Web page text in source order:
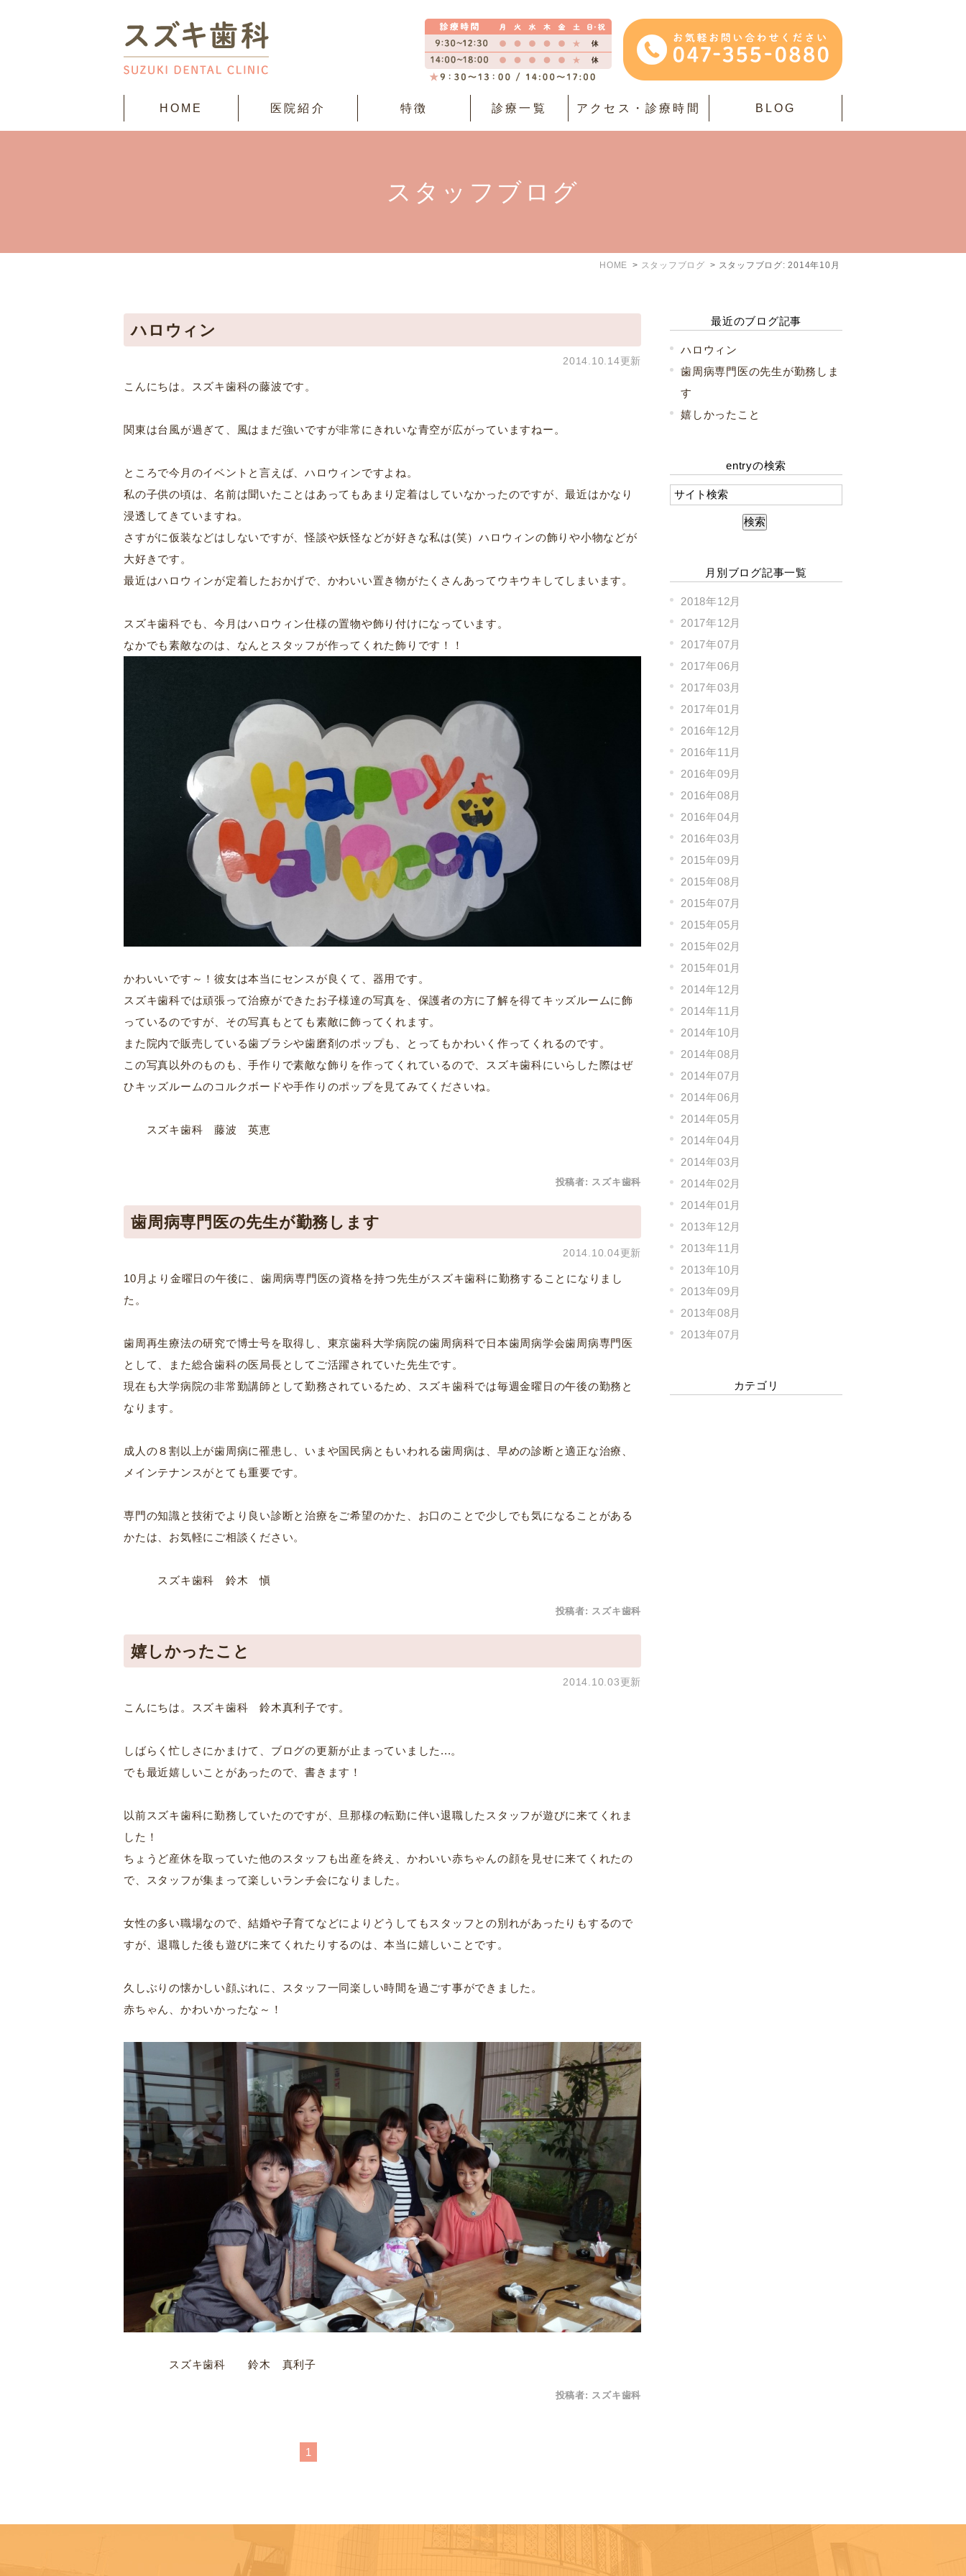
HOME 医院紹介 特徴 診療一覧 アクセス・診療時間 BLOG
スタッフブログ
HOME スタッフブログ スタッフブログ: 2014年10月
ハロウィン
2014.10.14更新
こんにちは。スズキ歯科の藤波です。
関東は台風が過ぎて、風はまだ強いですが非常にきれいな青空が広がっていますねー。
ところで今月のイベントと言えば、ハロウィンですよね。
私の子供の頃は、名前は聞いたことはあってもあまり定着はしていなかったのですが、最近はかなり
浸透してきていますね。
さすがに仮装などはしないですが、怪談や妖怪などが好きな私は(笑）ハロウィンの飾りや小物などが
大好きです。
最近はハロウィンが定着したおかげで、かわいい置き物がたくさんあってウキウキしてしまいます。
スズキ歯科でも、今月はハロウィン仕様の置物や飾り付けになっています。
なかでも素敵なのは、なんとスタッフが作ってくれた飾りです！！
かわいいです～！彼女は本当にセンスが良くて、器用です。
スズキ歯科では頑張って治療ができたお子様達の写真を、保護者の方に了解を得てキッズルームに飾
っているのですが、その写真もとても素敵に飾ってくれます。
また院内で販売している歯ブラシや歯磨剤のポップも、とってもかわいく作ってくれるのです。
この写真以外のものも、手作りで素敵な飾りを作ってくれているので、スズキ歯科にいらした際はぜ
ひキッズルームのコルクボードや手作りのポップを見てみてくださいね。
スズキ歯科 藤波 英恵
投稿者: スズキ歯科
歯周病専門医の先生が勤務します
2014.10.04更新
10月より金曜日の午後に、歯周病専門医の資格を持つ先生がスズキ歯科に勤務することになりまし
た。
歯周再生療法の研究で博士号を取得し、東京歯科大学病院の歯周病科で日本歯周病学会歯周病専門医
として、また総合歯科の医局長としてご活躍されていた先生です。
現在も大学病院の非常勤講師として勤務されているため、スズキ歯科では毎週金曜日の午後の勤務と
なります。
成人の８割以上が歯周病に罹患し、いまや国民病ともいわれる歯周病は、早めの診断と適正な治療、
メインテナンスがとても重要です。
専門の知識と技術でより良い診断と治療をご希望のかた、お口のことで少しでも気になることがある
かたは、お気軽にご相談ください。
スズキ歯科 鈴木 愼
投稿者: スズキ歯科
嬉しかったこと
2014.10.03更新
こんにちは。スズキ歯科 鈴木真利子です。
しばらく忙しさにかまけて、ブログの更新が止まっていました...。
でも最近嬉しいことがあったので、書きます！
以前スズキ歯科に勤務していたのですが、旦那様の転勤に伴い退職したスタッフが遊びに来てくれま
した！
ちょうど産休を取っていた他のスタッフも出産を終え、かわいい赤ちゃんの顔を見せに来てくれたの
で、スタッフが集まって楽しいランチ会になりました。
女性の多い職場なので、結婚や子育てなどによりどうしてもスタッフとの別れがあったりもするので
すが、退職した後も遊びに来てくれたりするのは、本当に嬉しいことです。
久しぶりの懐かしい顔ぶれに、スタッフ一同楽しい時間を過ごす事ができました。
赤ちゃん、かわいかったな～！
スズキ歯科 鈴木 真利子
投稿者: スズキ歯科
1
最近のブログ記事
ハロウィン
歯周病専門医の先生が勤務しま
す
嬉しかったこと
entryの検索
月別ブログ記事一覧
2018年12月
2017年12月
2017年07月
2017年06月
2017年03月
2017年01月
2016年12月
2016年11月
2016年09月
2016年08月
2016年04月
2016年03月
2015年09月
2015年08月
2015年07月
2015年05月
2015年02月
2015年01月
2014年12月
2014年11月
2014年10月
2014年08月
2014年07月
2014年06月
2014年05月
2014年04月
2014年03月
2014年02月
2014年01月
2013年12月
2013年11月
2013年10月
2013年09月
2013年08月
2013年07月
カテゴリ